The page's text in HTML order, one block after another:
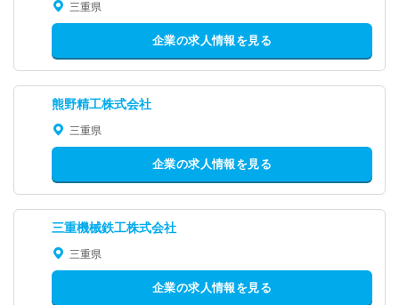
三重県
企業の求人情報を見る
熊野精工株式会社
三重県
企業の求人情報を見る
三重機械鉄工株式会社
三重県
企業の求人情報を見る